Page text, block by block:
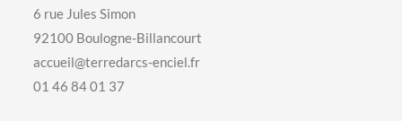
6 rue Jules Simon
92100 Boulogne-Billancourt
accueil@terredarcs-enciel.fr
01 46 84 01 37